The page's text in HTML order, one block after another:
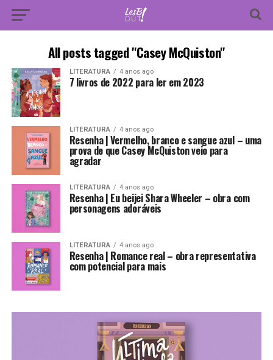
All posts tagged "Casey McQuiston"
LITERATURA 4 anos ago
7 livros de 2022 para ler em 2023
LITERATURA 4 anos ago
Resenha | Vermelho, branco e sangue azul – uma
prova de que Casey McQuiston veio para
agradar
LITERATURA 4 anos ago
Resenha | Eu beijei Shara Wheeler – obra com
personagens adoráveis
LITERATURA 4 anos ago
Resenha | Romance real – obra representativa
com potencial para mais